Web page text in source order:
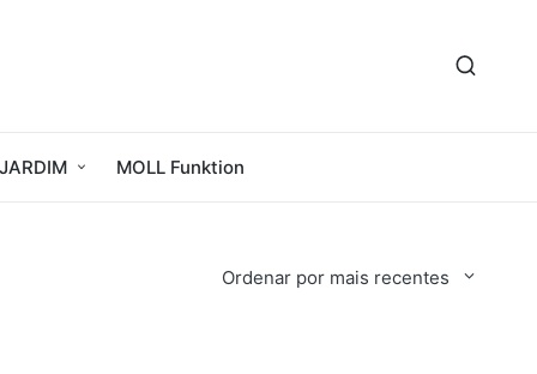
JARDIM MOLL Funktion
Ordenar por mais recentes